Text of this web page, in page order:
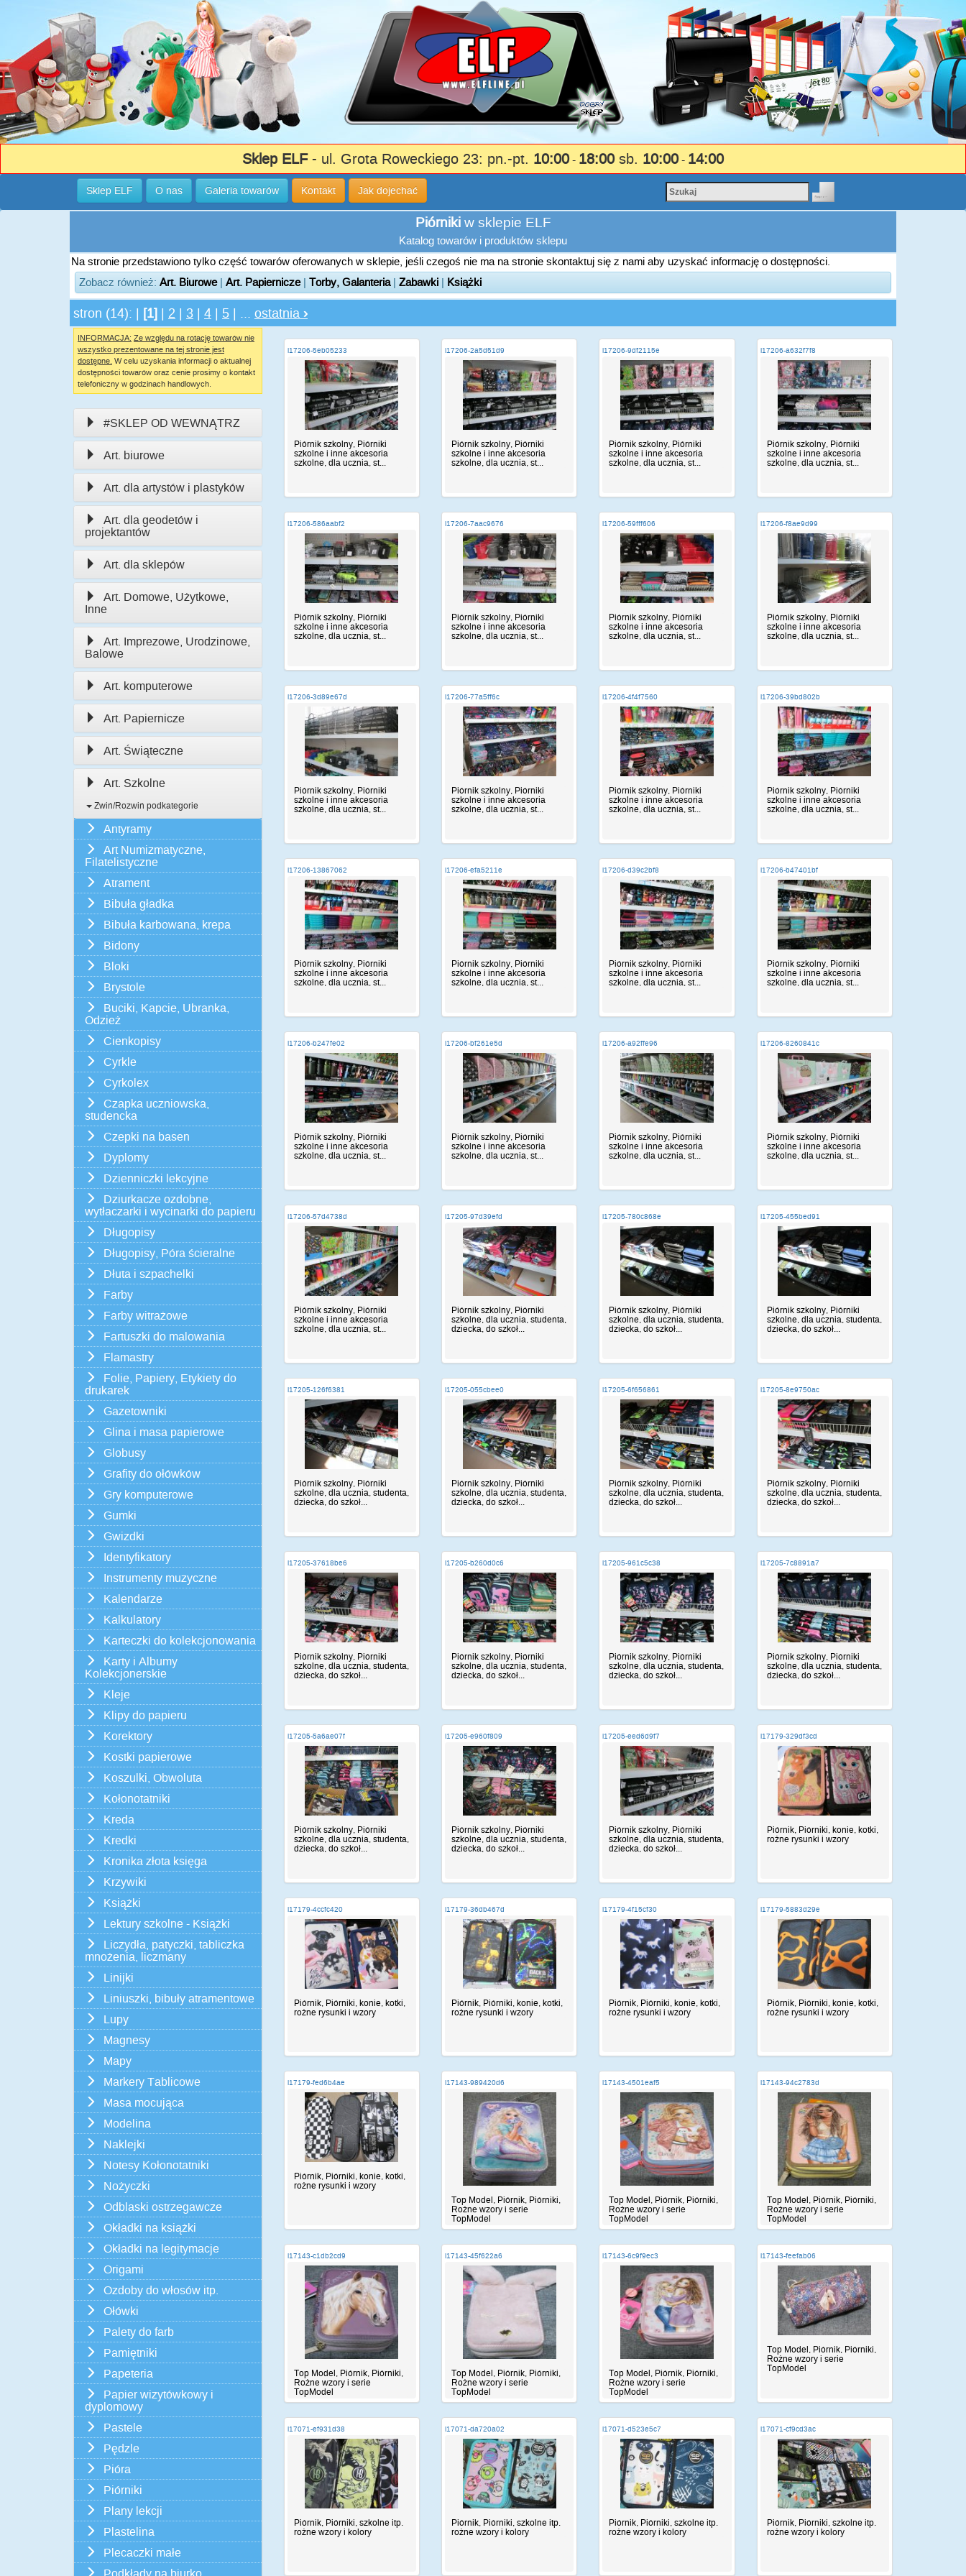
Sklep ELF- ul. Grota Roweckiego 23: pn.-pt. 10:00- 18:00sb. 10:00- 14:00
Sklep ELF O nas Galeria towarów Kontakt Jak dojechać
Piórnikiw sklepie ELF
Katalog towarów i produktów sklepu
Na stronie przedstawiono tylko część towarów oferowanych w sklepie, jeśli czegoś nie ma na stronie skontaktuj się z nami aby uzyskać informację o dostępności.
Zobacz również: Art. Biurowe| Art. Papiernicze| Torby, Galanteria| Zabawki | Książki
stron (14): | [1] 2 3 4 5 | ... ostatnia ›
INFORMACJA: Ze względu na rotację towarów nie
wszystko prezentowane na tej stronie jest
dostępne. W celu uzyskania informacji o aktualnej
dostępności towarów oraz cenie prosimy o kontakt
telefoniczny w godzinach handlowych.
#SKLEP OD WEWNĄTRZ
Art. biurowe
Art. dla artystów i plastyków
Art. dla geodetów i
projektantów
Art. dla sklepów
Art. Domowe, Użytkowe,
Inne
Art. Imprezowe, Urodzinowe,
Balowe
Art. komputerowe
Art. Papiernicze
Art. Świąteczne
Art. Szkolne
Zwiń/Rozwiń podkategorie
Antyramy
Art Numizmatyczne,
Filatelistyczne
Atrament
Bibuła gładka
Bibuła karbowana, krepa
Bidony
Bloki
Brystole
Buciki, Kapcie, Ubranka,
Odzież
Cienkopisy
Cyrkle
Cyrkolex
Czapka uczniowska,
studencka
Czepki na basen
Dyplomy
Dzienniczki lekcyjne
Dziurkacze ozdobne,
wytłaczarki i wycinarki do papieru
Długopisy
Długopisy, Póra ścieralne
Dłuta i szpachelki
Farby
Farby witrażowe
Fartuszki do malowania
Flamastry
Folie, Papiery, Etykiety do
drukarek
Gazetowniki
Glina i masa papierowe
Globusy
Grafity do ołówków
Gry komputerowe
Gumki
Gwizdki
Identyfikatory
Instrumenty muzyczne
Kalendarze
Kalkulatory
Karteczki do kolekcjonowania
Karty i Albumy
Kolekcjonerskie
Kleje
Klipy do papieru
Korektory
Kostki papierowe
Koszulki, Obwoluta
Kołonotatniki
Kreda
Kredki
Kronika złota księga
Krzywiki
Książki
Lektury szkolne - Książki
Liczydła, patyczki, tabliczka
mnożenia, liczmany
Linijki
Liniuszki, bibuły atramentowe
Lupy
Magnesy
Mapy
Markery Tablicowe
Masa mocująca
Modelina
Naklejki
Notesy Kołonotatniki
Nożyczki
Odblaski ostrzegawcze
Okładki na książki
Okładki na legitymacje
Origami
Ozdoby do włosów itp.
Ołówki
Palety do farb
Pamiętniki
Papeteria
Papier wizytówkowy i
dyplomowy
Pastele
Pędzle
Pióra
Piórniki
Plany lekcji
Plastelina
Plecaczki małe
Podkłady na biurko
i17206-5eb05233
Piórnik szkolny, Piórniki
szkolne i inne akcesoria
szkolne, dla ucznia, st...
i17206-2a5d51d9
Piórnik szkolny, Piórniki
szkolne i inne akcesoria
szkolne, dla ucznia, st...
i17206-9df2115e
Piórnik szkolny, Piórniki
szkolne i inne akcesoria
szkolne, dla ucznia, st...
i17206-a632f7f8
Piórnik szkolny, Piórniki
szkolne i inne akcesoria
szkolne, dla ucznia, st...
i17206-586aabf2
Piórnik szkolny, Piórniki
szkolne i inne akcesoria
szkolne, dla ucznia, st...
i17206-7aac9676
Piórnik szkolny, Piórniki
szkolne i inne akcesoria
szkolne, dla ucznia, st...
i17206-59fff606
Piórnik szkolny, Piórniki
szkolne i inne akcesoria
szkolne, dla ucznia, st...
i17206-f8ae9d99
Piórnik szkolny, Piórniki
szkolne i inne akcesoria
szkolne, dla ucznia, st...
i17206-3d89e67d
Piórnik szkolny, Piórniki
szkolne i inne akcesoria
szkolne, dla ucznia, st...
i17206-77a5ff6c
Piórnik szkolny, Piórniki
szkolne i inne akcesoria
szkolne, dla ucznia, st...
i17206-4f4f7560
Piórnik szkolny, Piórniki
szkolne i inne akcesoria
szkolne, dla ucznia, st...
i17206-39bd802b
Piórnik szkolny, Piórniki
szkolne i inne akcesoria
szkolne, dla ucznia, st...
i17206-13867062
Piórnik szkolny, Piórniki
szkolne i inne akcesoria
szkolne, dla ucznia, st...
i17206-efa5211e
Piórnik szkolny, Piórniki
szkolne i inne akcesoria
szkolne, dla ucznia, st...
i17206-d39c2bf8
Piórnik szkolny, Piórniki
szkolne i inne akcesoria
szkolne, dla ucznia, st...
i17206-b47401bf
Piórnik szkolny, Piórniki
szkolne i inne akcesoria
szkolne, dla ucznia, st...
i17206-b247fe02
Piórnik szkolny, Piórniki
szkolne i inne akcesoria
szkolne, dla ucznia, st...
i17206-bf261e5d
Piórnik szkolny, Piórniki
szkolne i inne akcesoria
szkolne, dla ucznia, st...
i17206-a92ffe96
Piórnik szkolny, Piórniki
szkolne i inne akcesoria
szkolne, dla ucznia, st...
i17206-8260841c
Piórnik szkolny, Piórniki
szkolne i inne akcesoria
szkolne, dla ucznia, st...
i17206-57d4738d
Piórnik szkolny, Piórniki
szkolne i inne akcesoria
szkolne, dla ucznia, st...
i17205-97d39efd
Piórnik szkolny, Piórniki
szkolne, dla ucznia, studenta,
dziecka, do szkoł...
i17205-780c868e
Piórnik szkolny, Piórniki
szkolne, dla ucznia, studenta,
dziecka, do szkoł...
i17205-455bed91
Piórnik szkolny, Piórniki
szkolne, dla ucznia, studenta,
dziecka, do szkoł...
i17205-126f6381
Piórnik szkolny, Piórniki
szkolne, dla ucznia, studenta,
dziecka, do szkoł...
i17205-055cbee0
Piórnik szkolny, Piórniki
szkolne, dla ucznia, studenta,
dziecka, do szkoł...
i17205-6f656861
Piórnik szkolny, Piórniki
szkolne, dla ucznia, studenta,
dziecka, do szkoł...
i17205-8e9750ac
Piórnik szkolny, Piórniki
szkolne, dla ucznia, studenta,
dziecka, do szkoł...
i17205-37618be6
Piórnik szkolny, Piórniki
szkolne, dla ucznia, studenta,
dziecka, do szkoł...
i17205-b260d0c6
Piórnik szkolny, Piórniki
szkolne, dla ucznia, studenta,
dziecka, do szkoł...
i17205-961c5c38
Piórnik szkolny, Piórniki
szkolne, dla ucznia, studenta,
dziecka, do szkoł...
i17205-7c8891a7
Piórnik szkolny, Piórniki
szkolne, dla ucznia, studenta,
dziecka, do szkoł...
i17205-5a6ae07f
Piórnik szkolny, Piórniki
szkolne, dla ucznia, studenta,
dziecka, do szkoł...
i17205-e960f809
Piórnik szkolny, Piórniki
szkolne, dla ucznia, studenta,
dziecka, do szkoł...
i17205-eed6d9f7
Piórnik szkolny, Piórniki
szkolne, dla ucznia, studenta,
dziecka, do szkoł...
i17179-329df3cd
Piórnik, Piórniki, konie, kotki,
rożne rysunki i wzory
i17179-4ccfc420
Piórnik, Piórniki, konie, kotki,
rożne rysunki i wzory
i17179-36db467d
Piórnik, Piórniki, konie, kotki,
rożne rysunki i wzory
i17179-4f15cf30
Piórnik, Piórniki, konie, kotki,
rożne rysunki i wzory
i17179-5883d29e
Piórnik, Piórniki, konie, kotki,
rożne rysunki i wzory
i17179-fed6b4ae
Piórnik, Piórniki, konie, kotki,
rożne rysunki i wzory
i17143-989420d6
Top Model, Piórnik, Piórniki,
Rożne wzory i serie
TopModel
i17143-4501eaf5
Top Model, Piórnik, Piórniki,
Rożne wzory i serie
TopModel
i17143-94c2783d
Top Model, Piórnik, Piórniki,
Rożne wzory i serie
TopModel
i17143-c1db2cd9
Top Model, Piórnik, Piórniki,
Rożne wzory i serie
TopModel
i17143-45f622a6
Top Model, Piórnik, Piórniki,
Rożne wzory i serie
TopModel
i17143-6c9f9ec3
Top Model, Piórnik, Piórniki,
Rożne wzory i serie
TopModel
i17143-feefab06
Top Model, Piórnik, Piórniki,
Rożne wzory i serie
TopModel
i17071-ef931d38
Piórnik, Piórniki, szkolne itp.
rożne wzory i kolory
i17071-da720a02
Piórnik, Piórniki, szkolne itp.
rożne wzory i kolory
i17071-d523e5c7
Piórnik, Piórniki, szkolne itp.
rożne wzory i kolory
i17071-cf9cd3ac
Piórnik, Piórniki, szkolne itp.
rożne wzory i kolory